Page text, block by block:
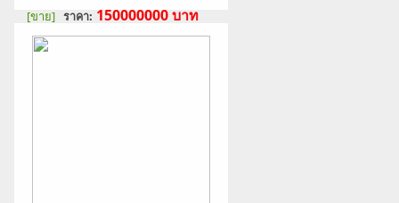
[ขาย] ราคา: 150000000บาท